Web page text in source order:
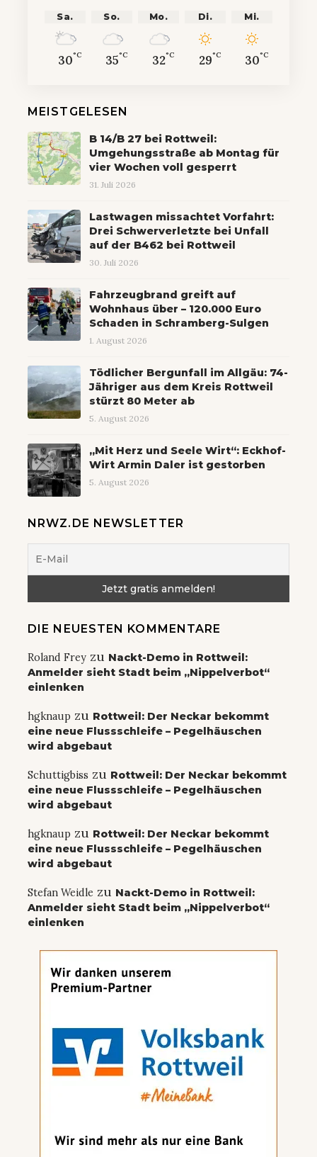
Sa.
30°C
So.
35°C
Mo.
32°C
Di.
29°C
Mi.
30°C
MEISTGELESEN
B 14/B 27 bei Rottweil:
Umgehungsstraße ab Montag für
vier Wochen voll gesperrt
31. Juli 2026
Lastwagen missachtet Vorfahrt:
Drei Schwerverletzte bei Unfall
auf der B462 bei Rottweil
30. Juli 2026
Fahrzeugbrand greift auf
Wohnhaus über – 120.000 Euro
Schaden in Schramberg-Sulgen
1. August 2026
Tödlicher Bergunfall im Allgäu: 74-
Jähriger aus dem Kreis Rottweil
stürzt 80 Meter ab
5. August 2026
„Mit Herz und Seele Wirt“: Eckhof-
Wirt Armin Daler ist gestorben
5. August 2026
NRWZ.DE NEWSLETTER
DIE NEUESTEN KOMMENTARE
Roland Frey zu Nackt-Demo in Rottweil:
Anmelder sieht Stadt beim „Nippelverbot“
einlenken
hgknaup zu Rottweil: Der Neckar bekommt
eine neue Flussschleife – Pegelhäuschen
wird abgebaut
Schuttigbiss zu Rottweil: Der Neckar bekommt
eine neue Flussschleife – Pegelhäuschen
wird abgebaut
hgknaup zu Rottweil: Der Neckar bekommt
eine neue Flussschleife – Pegelhäuschen
wird abgebaut
Stefan Weidle zu Nackt-Demo in Rottweil:
Anmelder sieht Stadt beim „Nippelverbot“
einlenken